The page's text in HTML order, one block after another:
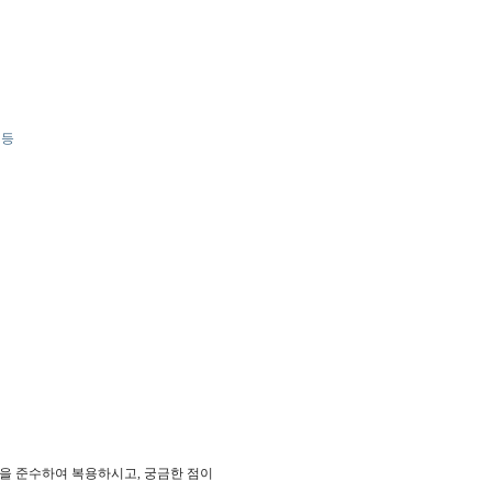
준수하여 복용하시고, 궁금한 점이